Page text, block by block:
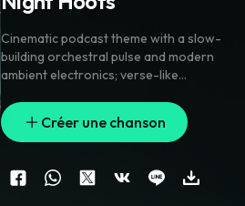
Cinematic podcast theme with a slow-
building orchestral pulse and modern
ambient electronics; verse-like
low strings
then layers in muted toms
and a steady heartbeat rhythm before
a wider main theme swells with soaring
brass and choir pads. Owl hoots
appear as a signature motif between
Créer une chanson